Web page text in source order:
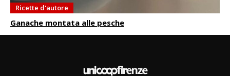
Ricette d'autore
Ganache montata alle pesche